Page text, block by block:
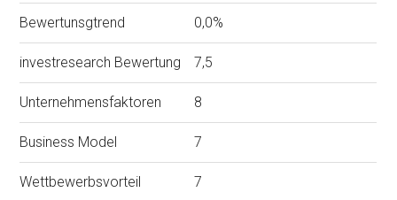
Bewertunsgtrend 0,0%
investresearch Bewertung 7,5
Unternehmensfaktoren 8
Business Model 7
Wettbewerbsvorteil 7